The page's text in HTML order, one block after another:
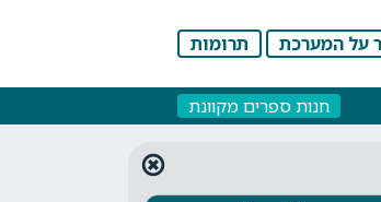
על המערכת תרומות
חנות ספרים מקוונת